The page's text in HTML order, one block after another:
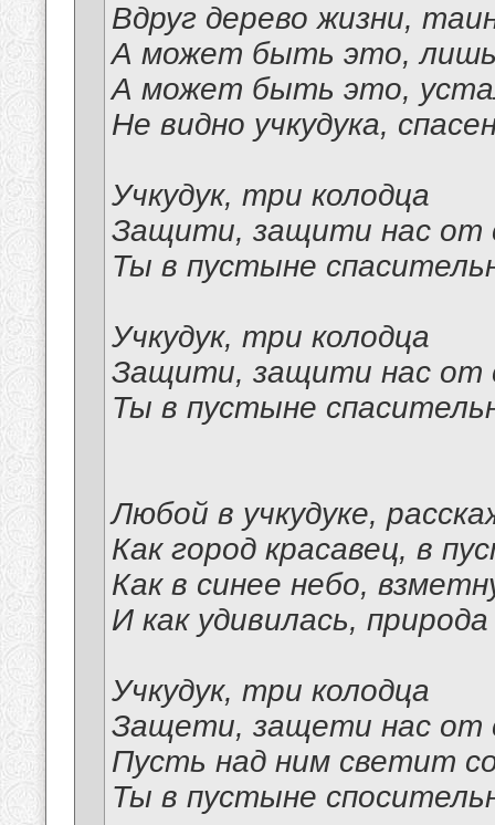
Вдруг дерево жизни,
А может быть это,
А может быть это,
Не видно учкудука,
Учкудук, три колодца
Защити, защити нас от
Ты в пустыне
Учкудук, три колодца
Защити, защити нас от
Ты в пустыне
Любой в учкудуке,
Как город красавец, в
Как в синее небо,
И как удивилась,
Учкудук, три колодца
Защети, защети нас от
Пусть над ним светит
Ты в пустыне